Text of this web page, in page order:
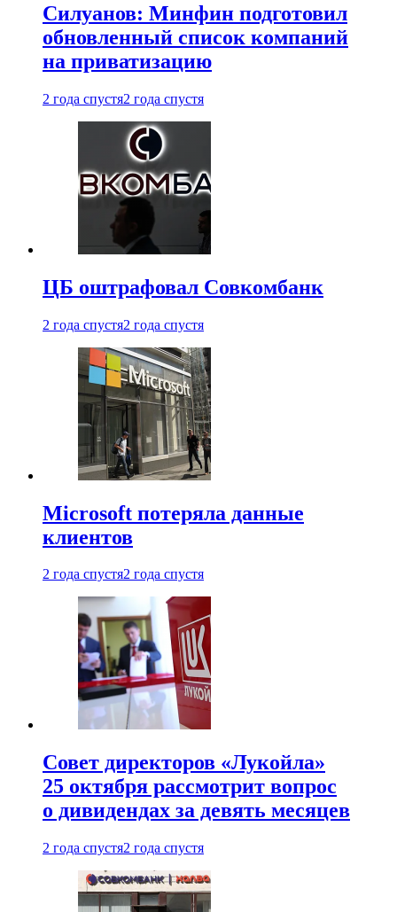
Силуанов: Минфин подготовил
обновленный список компаний
на приватизацию
2 года спустя2 года спустя
ЦБ оштрафовал Совкомбанк
2 года спустя2 года спустя
Microsoft потеряла данные
клиентов
2 года спустя2 года спустя
Совет директоров «Лукойла»
25 октября рассмотрит вопрос
о дивидендах за девять месяцев
2 года спустя2 года спустя